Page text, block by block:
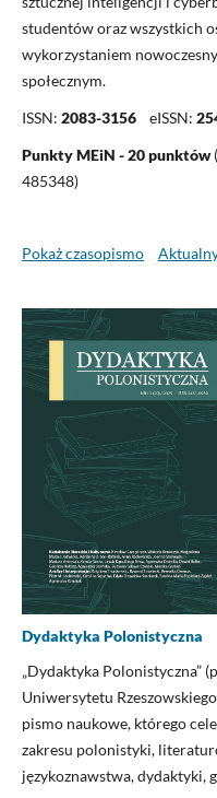
studentów oraz wszystkich
wykorzystaniem
społecznym.
ISSN: 2083-3156 eISSN:
Punkty MEiN - 20 punktów
485348)
Pokaż czasopismo
Dydaktyka Polonistyczna
„Dydaktyka Polonistyczna”
Uniwersytetu
pismo naukowe, którego
zakresu polonistyki,
językoznawstwa, dydaktyki,